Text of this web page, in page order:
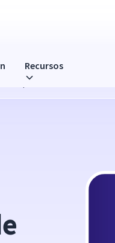
Recursos
puede aumentar la